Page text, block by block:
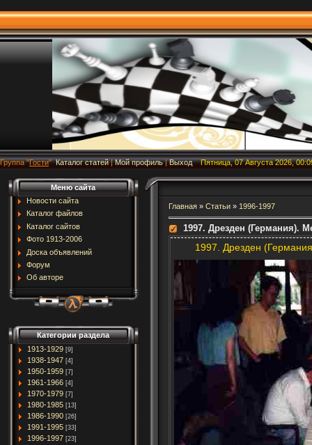
Группа"Гости" Каталог статей |Мой профиль |Выход Пятница, 07 Августа 2026,
Меню сайта
Новости сайта
Каталог файлов
Каталог сайтов
Фото 1913-2006
Доска объявлений
Форум
Об авторе
Категории раздела
1913-1929 [9]
1938-1947 [4]
1950-1959 [7]
1961-1966 [4]
1970-1979 [7]
1980-1985 [13]
1986-1990 [26]
1991-1995 [33]
1996-1997 [23]
Главная » Статьи » 1996-1997
1997. Дрезден (Германия).
1997. Дрезден